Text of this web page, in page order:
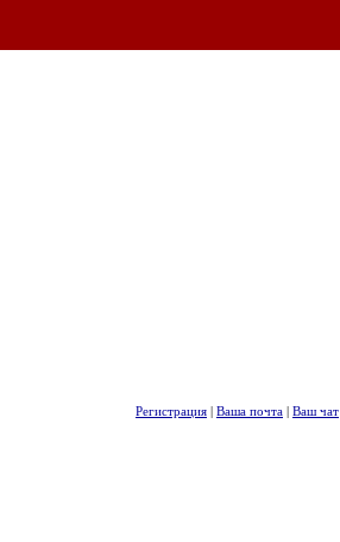
Регистрация | Ваша почта | Ваш чат